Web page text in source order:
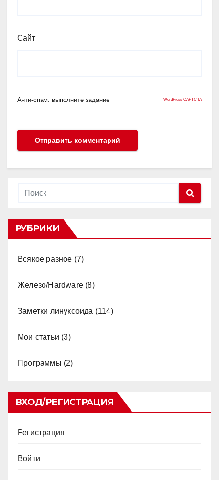
Сайт
Анти-спам: выполните задание WordPress CAPTCHA
РУБРИКИ
Всякое разное (7)
Железо/Hardware (8)
Заметки линуксоида (114)
Мои статьи (3)
Программы (2)
ВХОД/РЕГИСТРАЦИЯ
Регистрация
Войти